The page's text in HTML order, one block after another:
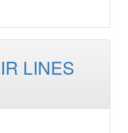
LINES